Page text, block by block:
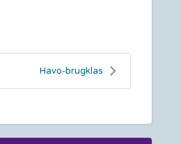
Havo-brugklas